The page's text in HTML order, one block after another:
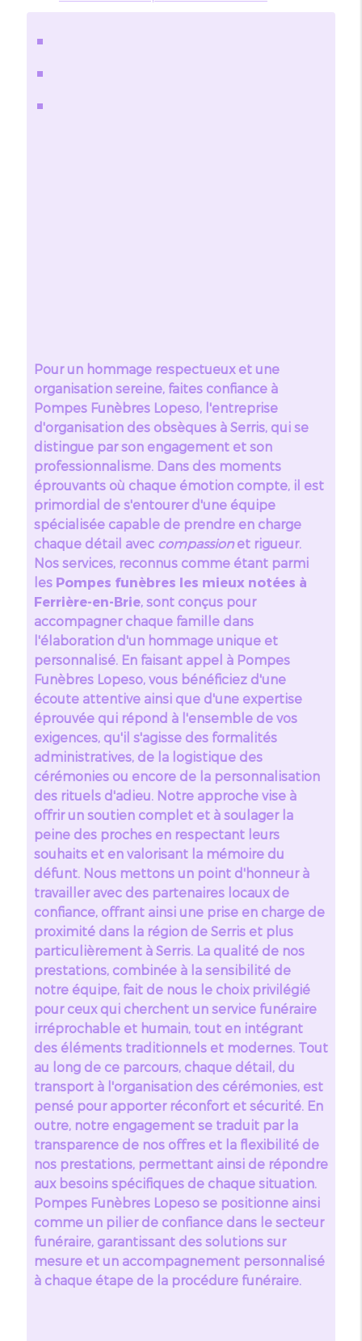
Pour un hommage respectueux et une
organisation sereine, faites confiance à
Pompes Funèbres Lopeso, l'entreprise
d'organisation des obsèques à Serris, qui se
distingue par son engagement et son
professionnalisme. Dans des moments
éprouvants où chaque émotion compte, il est
primordial de s'entourer d'une équipe
spécialisée capable de prendre en charge
chaque détail avec compassionet rigueur.
Nos services, reconnus comme étant parmi
les Pompes funèbres les mieux notées à
Ferrière-en-Brie, sont conçus pour
accompagner chaque famille dans
l'élaboration d'un hommage unique et
personnalisé. En faisant appel à Pompes
Funèbres Lopeso, vous bénéficiez d'une
écoute attentive ainsi que d'une expertise
éprouvée qui répond à l'ensemble de vos
exigences, qu'il s'agisse des formalités
administratives, de la logistique des
cérémonies ou encore de la personnalisation
des rituels d'adieu. Notre approche vise à
offrir un soutien complet et à soulager la
peine des proches en respectant leurs
souhaits et en valorisant la mémoire du
défunt. Nous mettons un point d'honneur à
travailler avec des partenaires locaux de
confiance, offrant ainsi une prise en charge de
proximité dans la région de Serris et plus
particulièrement à Serris. La qualité de nos
prestations, combinée à la sensibilité de
notre équipe, fait de nous le choix privilégié
pour ceux qui cherchent un service funéraire
irréprochable et humain, tout en intégrant
des éléments traditionnels et modernes. Tout
au long de ce parcours, chaque détail, du
transport à l'organisation des cérémonies, est
pensé pour apporter réconfort et sécurité. En
outre, notre engagement se traduit par la
transparence de nos offres et la flexibilité de
nos prestations, permettant ainsi de répondre
aux besoins spécifiques de chaque situation.
Pompes Funèbres Lopeso se positionne ainsi
comme un pilier de confiance dans le secteur
funéraire, garantissant des solutions sur
mesure et un accompagnement personnalisé
à chaque étape de la procédure funéraire.